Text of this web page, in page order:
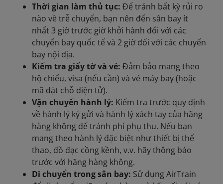
Thời gian làm thủ tục: Để tránh bất kỳ rủi ro
nào về trễ chuyến, bạn nên đến sân bay ít
nhất 3 giờ trước giờ khởi hành đối với các
chuyến bay quốc tế và 2 giờ đối với các chuyến
bay nội địa.
Kiểm tra giấy tờ và vé: Đảm bảo mang theo
hộ chiếu, visa (nếu cần) và vé máy bay (hoặc
mã đặt chỗ điện tử).
Vận chuyển hành lý: Kiểm tra trước quy định
về hành lý ký gửi và hành lý xách tay của hãng
hàng không để tránh phí phụ thu. Nếu bạn
mang theo hành lý đặc biệt như thiết bị thể
thao, đồ đạc cồng kềnh, v.v. hãy thông báo
trước với hãng hàng không.
Di chuyển trong sân bay: Sử dụng AirTrain